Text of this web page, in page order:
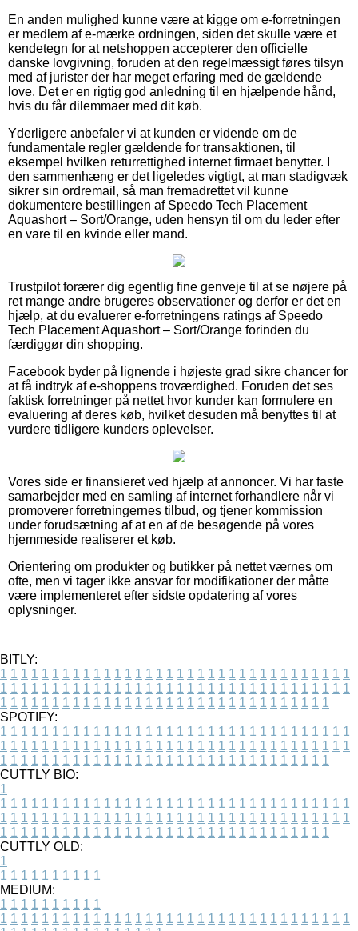
En anden mulighed kunne være at kigge om e-forretningen
er medlem af e-mærke ordningen, siden det skulle være et
kendetegn for at netshoppen accepterer den officielle
danske lovgivning, foruden at den regelmæssigt føres tilsyn
med af jurister der har meget erfaring med de gældende
love. Det er en rigtig god anledning til en hjælpende hånd,
hvis du får dilemmaer med dit køb.
Yderligere anbefaler vi at kunden er vidende om de
fundamentale regler gældende for transaktionen, til
eksempel hvilken returrettighed internet firmaet benytter. I
den sammenhæng er det ligeledes vigtigt, at man stadigvæk
sikrer sin ordremail, så man fremadrettet vil kunne
dokumentere bestillingen af Speedo Tech Placement
Aquashort – Sort/Orange, uden hensyn til om du leder efter
en vare til en kvinde eller mand.
Trustpilot forærer dig egentlig fine genveje til at se nøjere på
ret mange andre brugeres observationer og derfor er det en
hjælp, at du evaluerer e-forretningens ratings af Speedo
Tech Placement Aquashort – Sort/Orange forinden du
færdiggør din shopping.
Facebook byder på lignende i højeste grad sikre chancer for
at få indtryk af e-shoppens troværdighed. Foruden det ses
faktisk forretninger på nettet hvor kunder kan formulere en
evaluering af deres køb, hvilket desuden må benyttes til at
vurdere tidligere kunders oplevelser.
Vores side er finansieret ved hjælp af annoncer. Vi har faste
samarbejder med en samling af internet forhandlere når vi
promoverer forretningernes tilbud, og tjener kommission
under forudsætning af at en af de besøgende på vores
hjemmeside realiserer et køb.
Orientering om produkter og butikker på nettet værnes om
ofte, men vi tager ikke ansvar for modifikationer der måtte
være implementeret efter sidste opdatering af vores
oplysninger.
BITLY:
1 1 1 1 1 1 1 1 1 1 1 1 1 1 1 1 1 1 1 1 1 1 1 1 1 1 1 1 1 1 1 1 1 1
1 1 1 1 1 1 1 1 1 1 1 1 1 1 1 1 1 1 1 1 1 1 1 1 1 1 1 1 1 1 1 1 1 1
1 1 1 1 1 1 1 1 1 1 1 1 1 1 1 1 1 1 1 1 1 1 1 1 1 1 1 1 1 1 1 1
SPOTIFY:
1 1 1 1 1 1 1 1 1 1 1 1 1 1 1 1 1 1 1 1 1 1 1 1 1 1 1 1 1 1 1 1 1 1
1 1 1 1 1 1 1 1 1 1 1 1 1 1 1 1 1 1 1 1 1 1 1 1 1 1 1 1 1 1 1 1 1 1
1 1 1 1 1 1 1 1 1 1 1 1 1 1 1 1 1 1 1 1 1 1 1 1 1 1 1 1 1 1 1 1
CUTTLY BIO:
1
1 1 1 1 1 1 1 1 1 1 1 1 1 1 1 1 1 1 1 1 1 1 1 1 1 1 1 1 1 1 1 1 1 1
1 1 1 1 1 1 1 1 1 1 1 1 1 1 1 1 1 1 1 1 1 1 1 1 1 1 1 1 1 1 1 1 1 1
1 1 1 1 1 1 1 1 1 1 1 1 1 1 1 1 1 1 1 1 1 1 1 1 1 1 1 1 1 1 1 1
CUTTLY OLD:
1
1 1 1 1 1 1 1 1 1 1
MEDIUM:
1 1 1 1 1 1 1 1 1 1
1 1 1 1 1 1 1 1 1 1 1 1 1 1 1 1 1 1 1 1 1 1 1 1 1 1 1 1 1 1 1 1 1 1